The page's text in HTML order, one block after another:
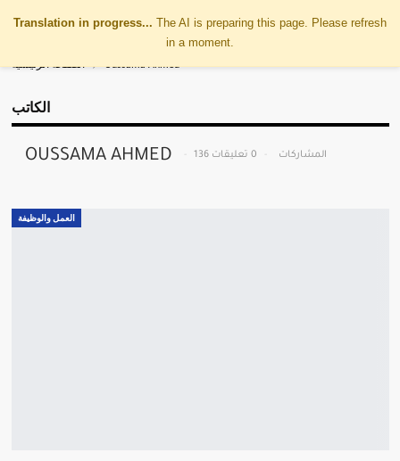
Translation in progress... The AI is preparing this page. Please refresh
in a moment.
الصفحة الرئيسية Oussama Ahmed
الكاتب
OUSSAMA AHMED 136 المشاركات 0 تعليقات
العمل والوظيفة